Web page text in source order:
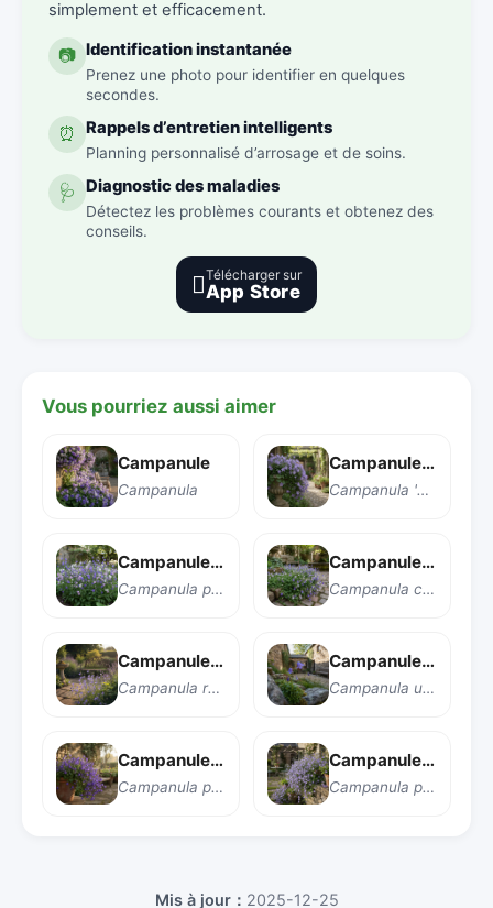
simplement et efficacement.
📷 Identification instantanée
Prenez une photo pour identifier en quelques
secondes.
⏰ Rappels d’entretien intelligents
Planning personnalisé d’arrosage et de soins.
🩺 Diagnostic des maladies
Détectez les problèmes courants et obtenez des
conseils.
Télécharger sur
App Store
Vous pourriez aussi aimer
Campanule
Campanula
Campanule 'Samantha'
Campanula 'Samantha'
Campanule à feuilles de pêcher
Campanula persicifolia
Campanule à feuilles de petite coquille
Campanula cochleariifolia
Campanule à feuilles rondes
Campanula rotundifolia
Campanule à une fleur
Campanula uniflora
Campanule de Portenschlag
Campanula portenschlagiana
Campanule de Poscharsky
Campanula poscharskyana
Mis à jour： 2025-12-25